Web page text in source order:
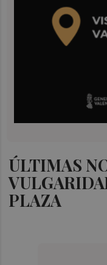
ÚLTIMAS
PLAZA